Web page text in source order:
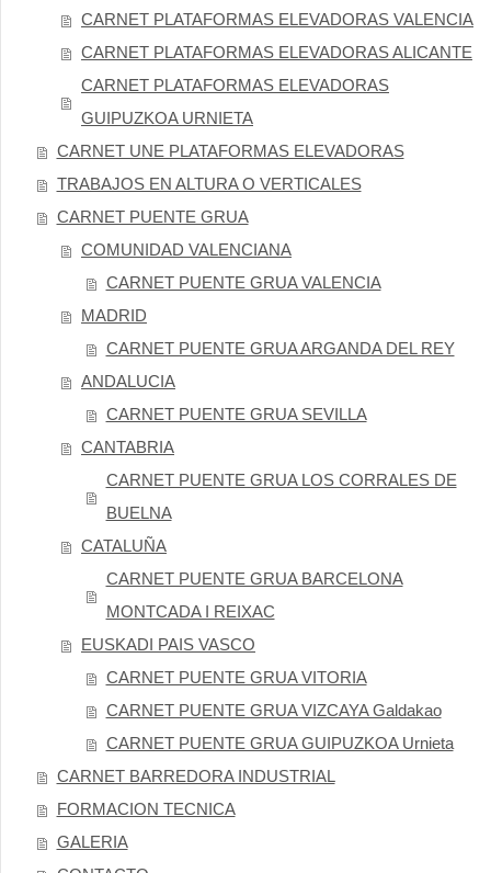
CARNET PLATAFORMAS ELEVADORAS VALENCIA
CARNET PLATAFORMAS ELEVADORAS ALICANTE
CARNET PLATAFORMAS ELEVADORAS
GUIPUZKOA URNIETA
CARNET UNE PLATAFORMAS ELEVADORAS
TRABAJOS EN ALTURA O VERTICALES
CARNET PUENTE GRUA
COMUNIDAD VALENCIANA
CARNET PUENTE GRUA VALENCIA
MADRID
CARNET PUENTE GRUA ARGANDA DEL REY
ANDALUCIA
CARNET PUENTE GRUA SEVILLA
CANTABRIA
CARNET PUENTE GRUA LOS CORRALES DE
BUELNA
CATALUÑA
CARNET PUENTE GRUA BARCELONA
MONTCADA I REIXAC
EUSKADI PAIS VASCO
CARNET PUENTE GRUA VITORIA
CARNET PUENTE GRUA VIZCAYA Galdakao
CARNET PUENTE GRUA GUIPUZKOA Urnieta
CARNET BARREDORA INDUSTRIAL
FORMACION TECNICA
GALERIA